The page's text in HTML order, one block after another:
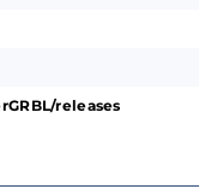
releases